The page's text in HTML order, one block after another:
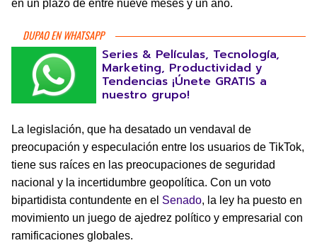
en un plazo de entre nueve meses y un año.
DUPAO EN WHATSAPP
Series & Películas, Tecnología,
Marketing, Productividad y
Tendencias ¡Únete GRATIS a
nuestro grupo!
La legislación, que ha desatado un vendaval de
preocupación y especulación entre los usuarios de TikTok,
tiene sus raíces en las preocupaciones de seguridad
nacional y la incertidumbre geopolítica. Con un voto
bipartidista contundente en el Senado, la ley ha puesto en
movimiento un juego de ajedrez político y empresarial con
ramificaciones globales.